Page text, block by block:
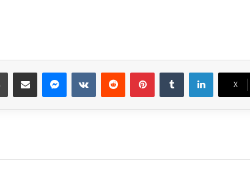
‫X
لينكدإن بينتيريست ماسنجر مشاركة عبر
المنتظمة
أرقام قياسية
صندوق